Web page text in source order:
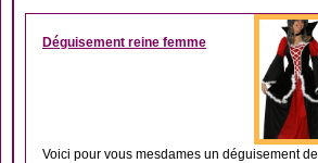
Déguisement reine femme
Voici pour vous mesdames un déguisement